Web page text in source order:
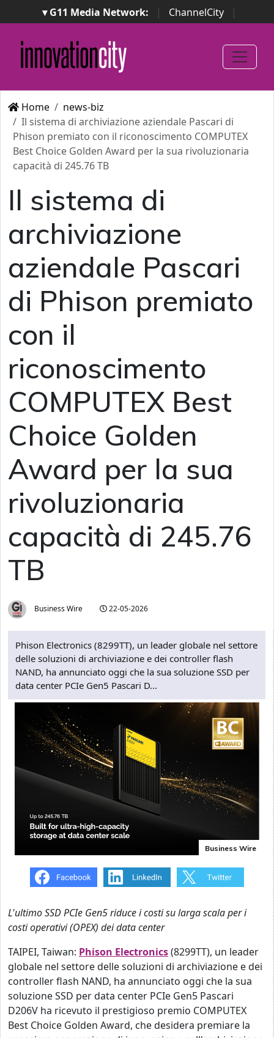
▾ G11 Media Network: | ChannelCity
|
ImpresaCity | SecurityOpenLab | Italian Channel
Awards
Italian Project Awards
Italian Security
Awards
Home
news-biz
Il sistema di archiviazione aziendale Pascari di
Phison premiato con il riconoscimento COMPUTEX
Best Choice Golden Award per la sua rivoluzionaria
capacità di 245.76 TB
Il sistema di
archiviazione
aziendale Pascari
di Phison premiato
con il
riconoscimento
COMPUTEX Best
Choice Golden
Award per la sua
rivoluzionaria
capacità di 245.76
TB
Business Wire 22-05-2026
Phison Electronics (8299TT), un leader globale nel settore
delle soluzioni di archiviazione e dei controller flash
NAND, ha annunciato oggi che la sua soluzione SSD per
data center PCIe Gen5 Pascari D...
Business Wire
L'ultimo SSD PCIe Gen5 riduce i costi su larga scala per i
costi operativi (OPEX) dei data center
TAIPEI, Taiwan: Phison Electronics(8299TT), un leader
globale nel settore delle soluzioni di archiviazione e dei
controller flash NAND, ha annunciato oggi che la sua
soluzione SSD per data center PCIe Gen5 Pascari
D206V ha ricevuto il prestigioso premio COMPUTEX
Best Choice Golden Award, che desidera premiare la